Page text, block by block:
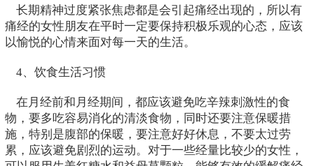
长期精神过度紧张焦虑都是会引起痛经出现的，所以有
痛经的女性朋友在平时一定要保持积极乐观的心态，应该
以愉悦的心情来面对每一天的生活。
4、饮食生活习惯
在月经前和月经期间，都应该避免吃辛辣刺激性的食
物，要多吃容易消化的清淡食物，同时还要注意保暖措
施，特别是腹部的保暖，要注意好好休息，不要太过劳
累，应该避免剧烈的运动。对于一些经量比较少的女性，